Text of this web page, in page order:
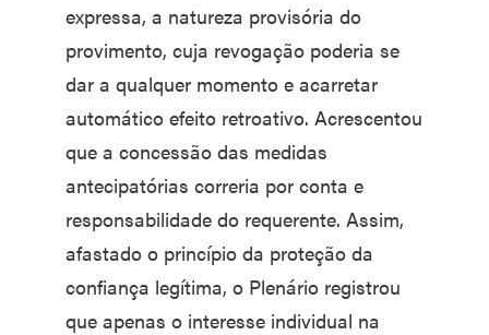
expressa, a natureza provisória do
provimento, cuja revogação poderia se
dar a qualquer momento e acarretar
automático efeito retroativo. Acrescentou
que a concessão das medidas
antecipatórias correria por conta e
responsabilidade do requerente. Assim,
afastado o princípio da proteção da
confiança legítima, o Plenário registrou
que apenas o interesse individual na